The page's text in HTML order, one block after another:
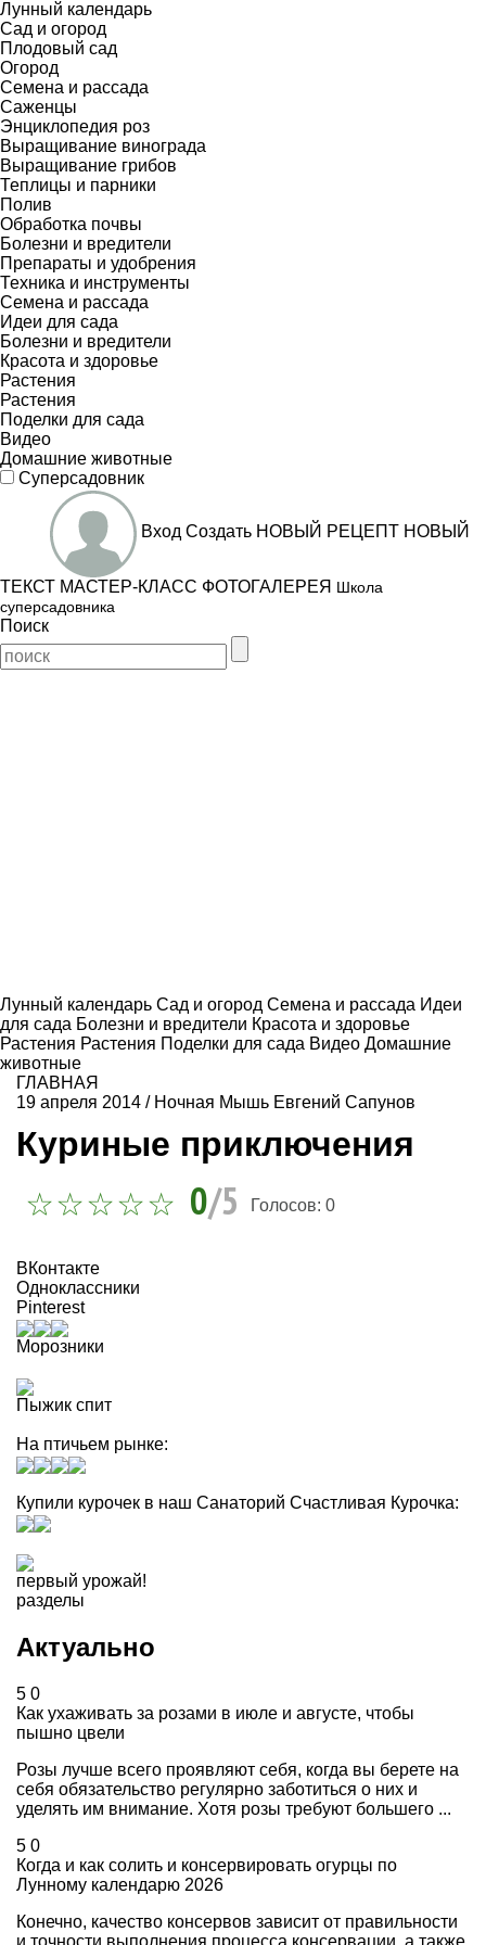
Лунный календарь
Сад и огород
Плодовый сад
Огород
Семена и рассада
Саженцы
Энциклопедия роз
Выращивание винограда
Выращивание грибов
Теплицы и парники
Полив
Обработка почвы
Болезни и вредители
Препараты и удобрения
Техника и инструменты
Семена и рассада
Идеи для сада
Болезни и вредители
Красота и здоровье
Растения
Растения
Поделки для сада
Видео
Домашние животные
Суперсадовник
Вход Создать НОВЫЙ РЕЦЕПТ НОВЫЙ
ТЕКСТ МАСТЕР-КЛАСС ФОТОГАЛЕРЕЯ Школа
суперсадовника
Поиск
Лунный календарь Сад и огород Семена и рассада Идеи
для сада Болезни и вредители Красота и здоровье
Растения Растения Поделки для сада Видео Домашние
животные
ГЛАВНАЯ
19 апреля 2014 / Ночная Мышь Евгений Сапунов
Куриные приключения
0/5 Голосов: 0
ВКонтакте
Одноклассники
Pinterest
Морозники
Пыжик спит
На птичьем рынке:
Купили курочек в наш Санаторий Счастливая Курочка:
первый урожай!
разделы
Актуально
5 0
Как ухаживать за розами в июле и августе, чтобы
пышно цвели
Розы лучше всего проявляют себя, когда вы берете на
себя обязательство регулярно заботиться о них и
уделять им внимание. Хотя розы требуют большего ...
5 0
Когда и как солить и консервировать огурцы по
Лунному календарю 2026
Конечно, качество консервов зависит от правильности